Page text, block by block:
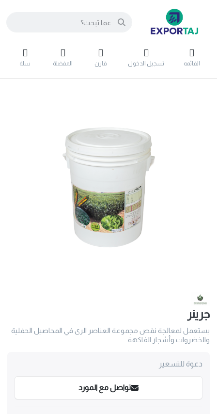
القائمه تسجيل الدخول قارن المفضلة سلة
جرينر
يستعمل لمعالجة نقص مجموعة العناصر الرى في المحاصيل الحقلية
والخضروات وأشجار الفاكهة
دعوة للتسعير
تواصل مع المورد